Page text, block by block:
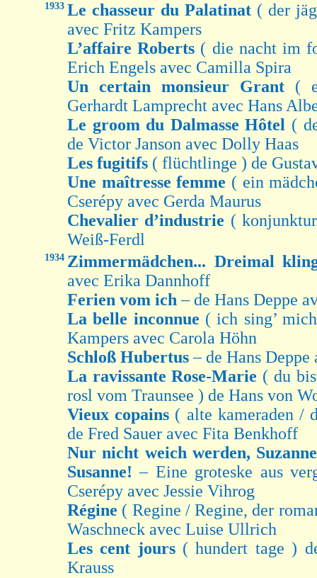
1933 Le chasseur du Palatinat ( der
avec Fritz Kampers
L’affaire Roberts ( die nacht im
Erich Engels avec Camilla Spira
Un certain monsieur Grant (
Gerhardt Lamprecht avec Hans
Le groom du Dalmasse Hôtel (
de Victor Janson avec Dolly Haas
Les fugitifs ( flüchtlinge ) de
Une maîtresse femme ( ein
Cserépy avec Gerda Maurus
Chevalier d’industrie (
Weiß-Ferdl
1934 Zimmermädchen... Dreimal
avec Erika Dannhoff
Ferien vom ich– de Hans Deppe
La belle inconnue ( ich sing’
Kampers avec Carola Höhn
Schloß Hubertus– de Hans
La ravissante Rose-Marie ( du
rosl vom Traunsee ) de Hans von
Vieux copains ( alte kameraden /
de Fred Sauer avec Fita Benkhoff
Nur nicht weich werden,
Susanne!– Eine groteske aus
Cserépy avec Jessie Vihrog
Régine ( Regine / Regine, der
Waschneck avec Luise Ullrich
Les cent jours ( hundert tage )
Krauss